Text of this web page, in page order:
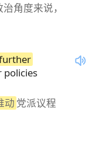
角度来说，
policies
动 党派议程